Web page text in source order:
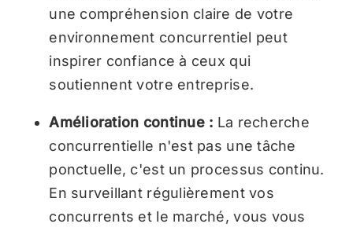
une compréhension claire de votre
environnement concurrentiel peut
inspirer confiance à ceux qui
soutiennent votre entreprise.
Amélioration continue : La recherche
concurrentielle n'est pas une tâche
ponctuelle, c'est un processus continu.
En surveillant régulièrement vos
concurrents et le marché, vous vous